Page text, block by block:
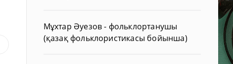
Мұхтар Әуезов - фольклортанушы
(қазақ фольклористикасы бойынша)